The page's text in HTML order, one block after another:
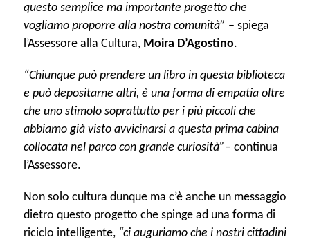
questo semplice ma importante progetto che
vogliamo proporre alla nostra comunità” – spiega
l’Assessore alla Cultura, Moira D’Agostino.
“Chiunque può prendere un libro in questa biblioteca
e può depositarne altri, è una forma di empatia oltre
che uno stimolo soprattutto per i più piccoli che
abbiamo già visto avvicinarsi a questa prima cabina
collocata nel parco con grande curiosità”– continua
l’Assessore.
Non solo cultura dunque ma c’è anche un messaggio
dietro questo progetto che spinge ad una forma di
riciclo intelligente, “ci auguriamo che i nostri cittadini